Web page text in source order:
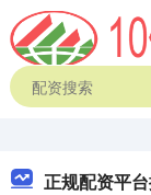
正规配资平